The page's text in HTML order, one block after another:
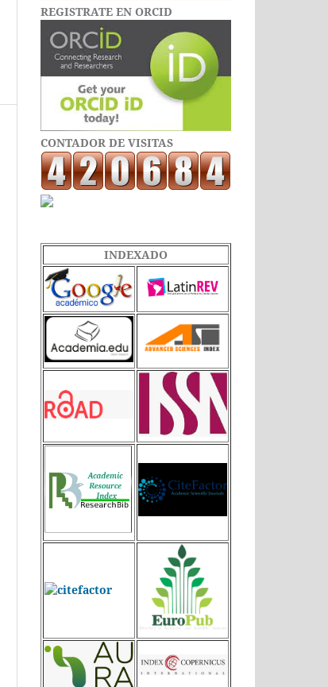
REGISTRATE EN ORCID
CONTADOR DE VISITAS
INDEXADO